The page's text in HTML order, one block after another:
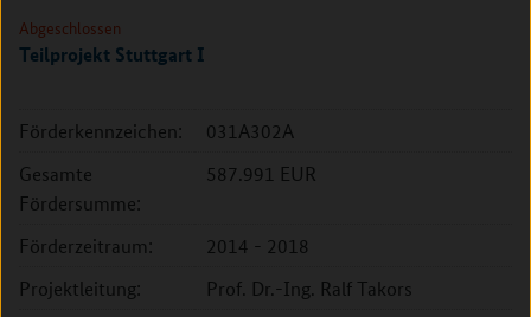
Abgeschlossen
Teilprojekt Stuttgart I
Förderkennzeichen:
031A302A
Gesamte
Fördersumme:
587.991 EUR
Förderzeitraum:
2014 - 2018
Projektleitung:
Prof. Dr.-Ing. Ralf Takors